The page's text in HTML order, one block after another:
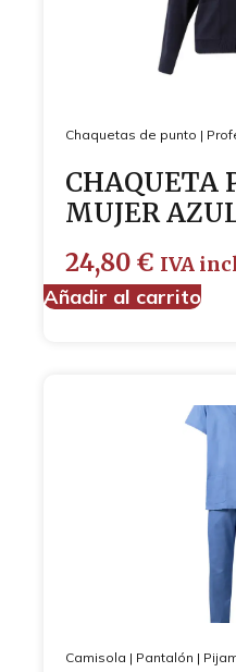
Chaquetas de punto |
CHAQUETA
MUJER
24,80 € IVA
Añadir al carrito
Camisola | Pantalón |